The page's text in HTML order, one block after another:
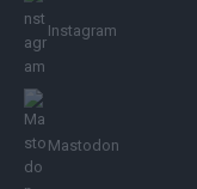
Instagram
Mastodon